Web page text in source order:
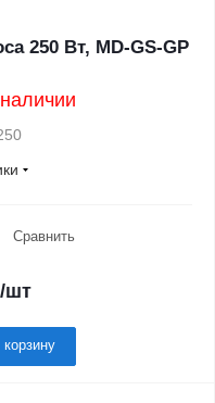
250 Вт, MD-GS-GP
Сравнить
/шт
корзину